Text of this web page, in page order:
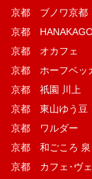
京都 ブノワ京都
京都
京都 オカフェ
京都 ホーフベッ
京都 祇園 川上
京都 東山ゆう豆
京都 ワルダー
京都 和ごころ 泉
京都 カフェ･ヴェ